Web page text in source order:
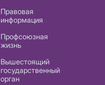
Правовая
информация
Профсоюзная
жизнь
Вышестоящий
государственный
орган